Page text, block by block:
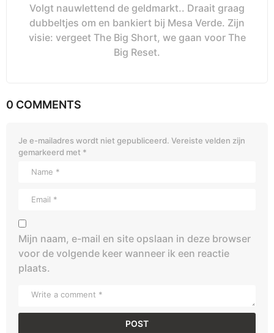
Volgt nauwlettend de geldmarkt.. Draait graag
dubbeltjes om en bankiert bij Mesa Verde. Zijn
visie: vergeet The Big Short, we gaan voor The
Big Reset.
0 COMMENTS
Je e-mailadres wordt niet gepubliceerd. Vereiste velden zijn
gemarkeerd met *
Mijn naam, e-mail en site opslaan in deze browser
voor de volgende keer wanneer ik een reactie
plaats.